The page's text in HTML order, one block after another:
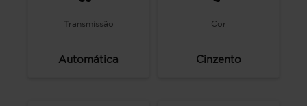
Transmissão
Automática
Cor
Cinzento